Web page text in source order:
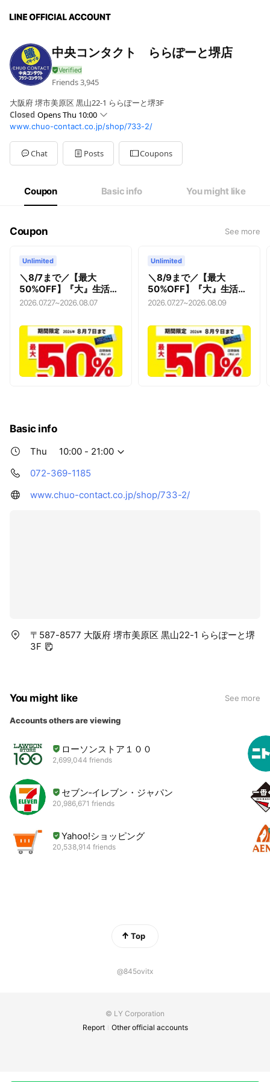
中央コンタクト ららぽーと堺店
Friends3,945
大阪府 堺市美原区 黒山22-1 ららぽーと堺3F
Closed Opens Thu 10:00
Sun10:00 - 21:00
Mon10:00 - 21:00
Tue10:00 - 21:00
Wed10:00 - 21:00
10:00 - 21:00
10:00 - 21:00
www.chuo-contact.co.jp/shop/733-2/
Chat Posts Coupons
Coupon Basic info You might like
Coupon See more
Unlimited
＼8/7まで／【最大
50%OFF】『大』生活応
援キャンペーン
2026.07.27~2026.08.07
Unlimited
＼8/9まで／【最大
50%OFF】『大』生活応
援キャンペーン
2026.07.27~2026.08.09
Basic info
Thu
10:00 - 21:00
072-369-1185
www.chuo-contact.co.jp/shop/733-2/
〒587-8577 大阪府 堺市美原区 黒山22-1 ららぽーと堺
3F
You might like See more
Accounts others are viewing
ローソンストア１００
2,699,044 friends
セブン‐イレブン・ジャパン
20,986,671 friends
Yahoo!ショッピング
20,538,914 friends
Top
@845ovitx
© LY Corporation
Report
Other official accounts